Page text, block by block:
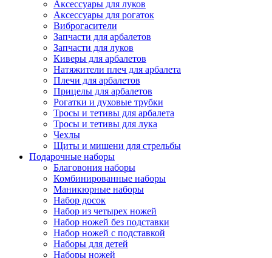
Аксессуары для луков
Аксессуары для рогаток
Виброгасители
Запчасти для арбалетов
Запчасти для луков
Киверы для арбалетов
Натяжители плеч для арбалета
Плечи для арбалетов
Прицелы для арбалетов
Рогатки и духовые трубки
Тросы и тетивы для арбалета
Тросы и тетивы для лука
Чехлы
Щиты и мишени для стрельбы
Подарочные наборы
Благовония наборы
Комбинированные наборы
Маникюрные наборы
Набор досок
Набор из четырех ножей
Набор ножей без подставки
Набор ножей с подставкой
Наборы для детей
Наборы ножей